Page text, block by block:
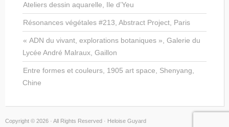
Ateliers dessin aquarelle, Ile d’Yeu
Résonances végétales #213, Abstract Project, Paris
« ADN du vivant, explorations botaniques », Galerie du
Lycée André Malraux, Gaillon
Entre formes et couleurs, 1905 art space, Shenyang,
Chine
Copyright © 2026 · All Rights Reserved · Heloise Guyard